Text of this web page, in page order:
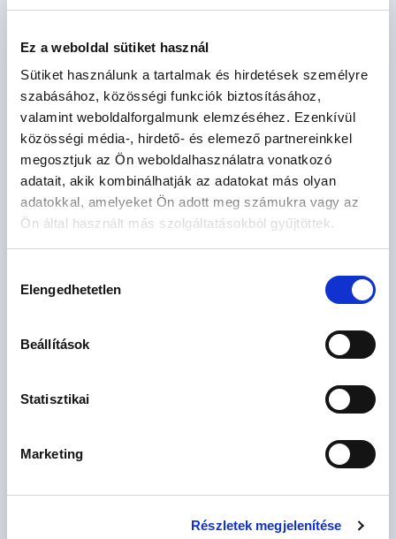
Ez a weboldal sütiket használ
Sütiket használunk a tartalmak és hirdetések személyre
szabásához, közösségi funkciók biztosításához,
valamint weboldalforgalmunk elemzéséhez. Ezenkívül
közösségi média-, hirdető- és elemező partnereinkkel
megosztjuk az Ön weboldalhasználatra vonatkozó
adatait, akik kombinálhatják az adatokat más olyan
adatokkal, amelyeket Ön adott meg számukra vagy az
Ön által használt más szolgáltatásokból gyűjtöttek.
kiválasztása
Elengedhetetlen
Beállítások
Statisztikai
Marketing
Részletek megjelenítése
4lakás
HATÁG LAKÓUDVAR
5 szoba
1 lakás